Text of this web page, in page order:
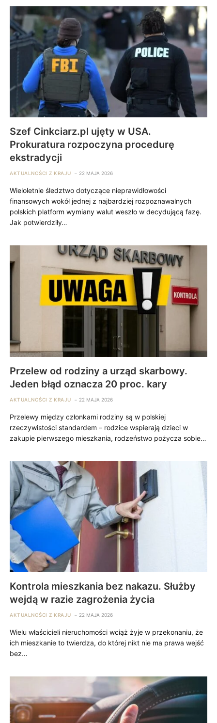
Szef Cinkciarz.pl ujęty w USA.
Prokuratura rozpoczyna procedurę
ekstradycji
AKTUALNOŚCI Z KRAJU 22 MAJA 2026
Wieloletnie śledztwo dotyczące nieprawidłowości
finansowych wokół jednej z najbardziej rozpoznawalnych
polskich platform wymiany walut weszło w decydującą fazę.
Jak potwierdziły…
Przelew od rodziny a urząd skarbowy.
Jeden błąd oznacza 20 proc. kary
AKTUALNOŚCI Z KRAJU 22 MAJA 2026
Przelewy między członkami rodziny są w polskiej
rzeczywistości standardem – rodzice wspierają dzieci w
zakupie pierwszego mieszkania, rodzeństwo pożycza sobie…
Kontrola mieszkania bez nakazu. Służby
wejdą w razie zagrożenia życia
AKTUALNOŚCI Z KRAJU 22 MAJA 2026
Wielu właścicieli nieruchomości wciąż żyje w przekonaniu, że
ich mieszkanie to twierdza, do której nikt nie ma prawa wejść
bez…